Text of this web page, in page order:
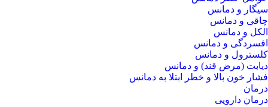
سیگار و دمانس
چاقی و دمانس
الکل و دمانس
افسردگی و دمانس
کلسترول و دمانس
دیابت (مرض قند) و دمانس
فشار خون بالا و خطر ابتلا به دمانس
درمان
درمان دارویی